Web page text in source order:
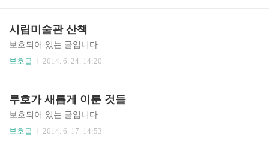
시립미술관 산책
보호되어 있는 글입니다.
보호글
2014. 6. 24. 14:20
루호가 새롭게 이룬 것들
보호되어 있는 글입니다.
보호글
2014. 6. 17. 14:53